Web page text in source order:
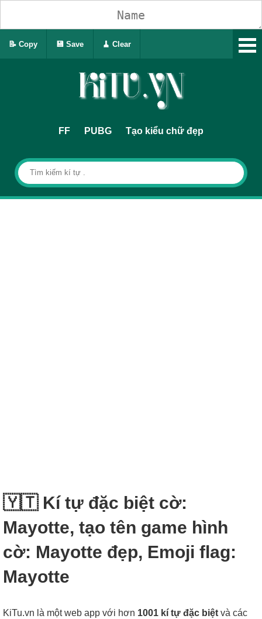
FF PUBG Tạo kiểu chữ đẹp
🇾🇹 Kí tự đặc biệt cờ:
Mayotte, tạo tên game hình
cờ: Mayotte đẹp, Emoji flag:
Mayotte
KiTu.vn là một web app với hơn 1001 kí tự đặc biệt và các
📝 Copy 💾 Save 🧹 Clear